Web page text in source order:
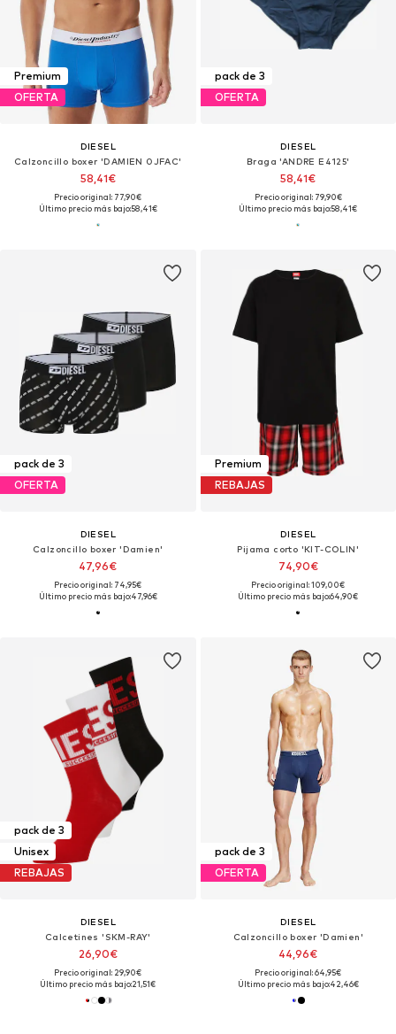
Premium
OFERTA
DIESEL
Calzoncillo boxer 'DAMIEN 0JFAC'
58,41€
Precio original: 77,90€
Último precio más bajo:58,41€
pack de 3
OFERTA
DIESEL
Braga 'ANDRE E4125'
58,41€
Precio original: 79,90€
Último precio más bajo:58,41€
pack de 3
OFERTA
DIESEL
Calzoncillo boxer 'Damien'
47,96€
Precio original: 74,95€
Último precio más bajo:47,96€
Premium
REBAJAS
DIESEL
Pijama corto 'KIT-COLIN'
74,90€
Precio original: 109,00€
Último precio más bajo:64,90€
pack de 3
Unisex
REBAJAS
DIESEL
Calcetines 'SKM-RAY'
26,90€
Precio original: 29,90€
Último precio más bajo:21,51€
pack de 3
OFERTA
DIESEL
Calzoncillo boxer 'Damien'
44,96€
Precio original: 64,95€
Último precio más bajo:42,46€